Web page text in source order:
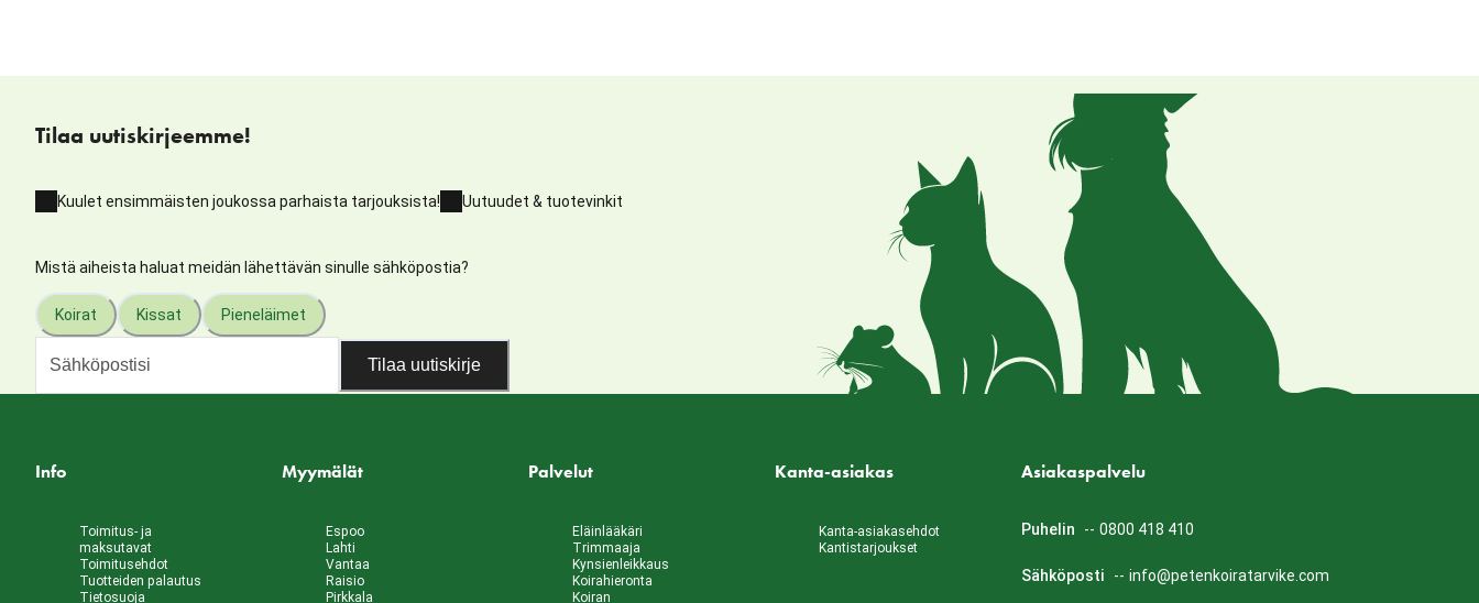
Tilaa uutiskirjeemme!
Kuulet ensimmäisten joukossa parhaista tarjouksista! Uutuudet & tuotevinkit
Mistä aiheista haluat meidän lähettävän sinulle sähköpostia?
Koirat Kissat Pieneläimet
Tilaa uutiskirje
Info
Toimitus- ja
maksutavat
Toimitusehdot
Tuotteiden palautus
Tietosuoja
Myymälät
Espoo
Lahti
Vantaa
Raisio
Pirkkala
Palvelut
Eläinlääkäri
Trimmaaja
Kynsienleikkaus
Koirahieronta
Koiran
Kanta-asiakas
Kanta-asiakasehdot
Kantistarjoukset
Asiakaspalvelu
Puhelin -- 0800 418 410
Sähköposti -- info@petenkoiratarvike.com